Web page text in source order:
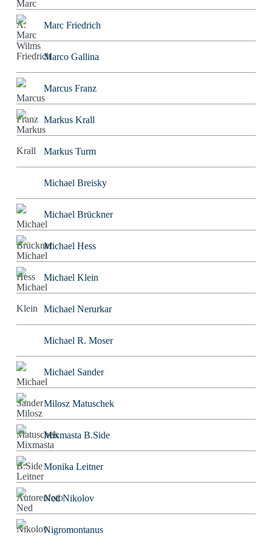
Marc Friedrich
Marco Gallina
Marcus Franz
Markus Krall
Markus Turm
Michael Breisky
Michael Brückner
Michael Hess
Michael Klein
Michael Nerurkar
Michael R. Moser
Michael Sander
Milosz Matuschek
Mixmasta B.Side
Monika Leitner
Ned Nikolov
Nigromontanus